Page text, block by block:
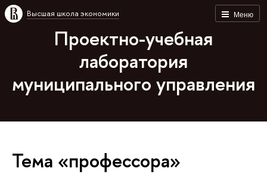
Меню
Высшая школа экономики
Проектно-учебная
лаборатория
муниципального управления
Тема «профессора»